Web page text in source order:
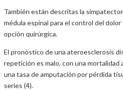
También están descritas la
médula espinal para el control del
opción quirúrgica.
El pronóstico de una ateroesclerosis
repetición es malo, con una mortalidad
una tasa de amputación por pérdida
series (4).